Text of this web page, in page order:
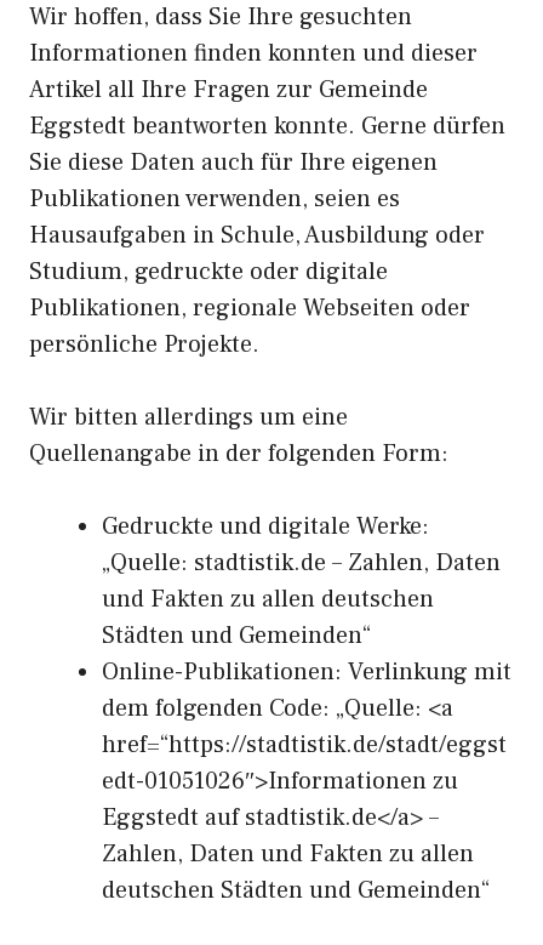
Wir hoffen, dass Sie Ihre gesuchten
Informationen finden konnten und dieser
Artikel all Ihre Fragen zur Gemeinde
Eggstedt beantworten konnte. Gerne dürfen
Sie diese Daten auch für Ihre eigenen
Publikationen verwenden, seien es
Hausaufgaben in Schule, Ausbildung oder
Studium, gedruckte oder digitale
Publikationen, regionale Webseiten oder
persönliche Projekte.
Wir bitten allerdings um eine
Quellenangabe in der folgenden Form:
Gedruckte und digitale Werke:
„Quelle: stadtistik.de – Zahlen, Daten
und Fakten zu allen deutschen
Städten und Gemeinden“
Online-Publikationen: Verlinkung mit
dem folgenden Code: „Quelle: <a
href=“https://stadtistik.de/stadt/eggst
edt-01051026″>Informationen zu
Eggstedt auf stadtistik.de</a> –
Zahlen, Daten und Fakten zu allen
deutschen Städten und Gemeinden“